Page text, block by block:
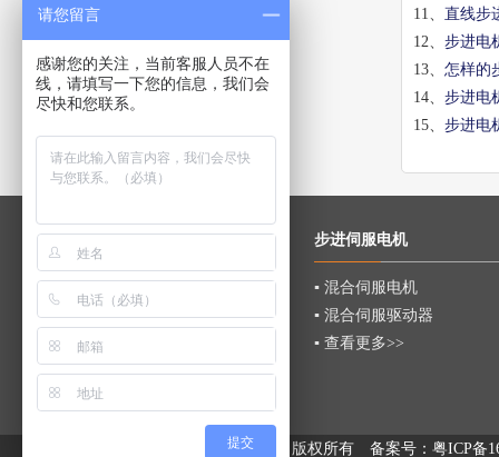
11、 直线步
12、 步进电
13、 怎样的
14、 步进电
15、 步进电
步进电机
▪ 步进驱动器系列
▪ 直线步进电机
▪ 混合伺服系列
▪ 查看更多>>
步进伺服电机
▪ 混合伺服电机
▪ 混合伺服驱动器
▪ 查看更多>>
深圳市振合机电设备有限公司 版权所有 备案号： 粤ICP备
请您留言
感谢您的关注，当前客服人员不在
线，请填写一下您的信息，我们会
尽快和您联系。
提交